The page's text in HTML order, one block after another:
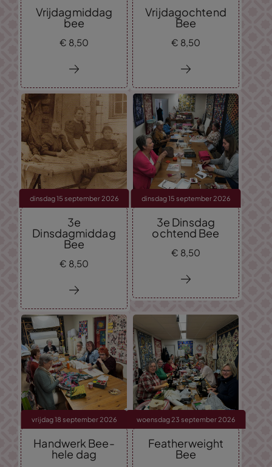
Vrijdagmiddag
bee
€ 8,50
Vrijdagochtend
Bee
€ 8,50
dinsdag 15 september 2026
3e
Dinsdagmiddag
Bee
€ 8,50
dinsdag 15 september 2026
3e Dinsdag
ochtend Bee
€ 8,50
vrijdag 18 september 2026
Handwerk Bee-
hele dag
woensdag 23 september 2026
Featherweight
Bee